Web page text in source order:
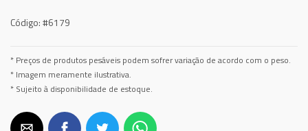
Código:#6179
* Preços de produtos pesáveis podem sofrer variação de acordo com o peso.
* Imagem meramente ilustrativa.
* Sujeito à disponibilidade de estoque.